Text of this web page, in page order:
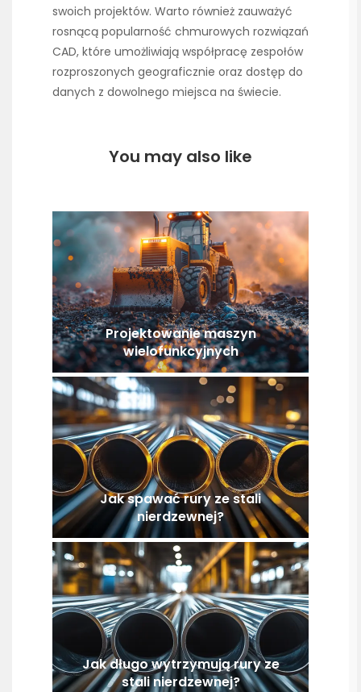
swoich projektów. Warto również zauważyć
rosnącą popularność chmurowych rozwiązań
CAD, które umożliwiają współpracę zespołów
rozproszonych geograficznie oraz dostęp do
danych z dowolnego miejsca na świecie.
You may also like
Projektowanie maszyn
wielofunkcyjnych
Jak spawać rury ze stali
nierdzewnej?
Jak długo wytrzymują rury ze
stali nierdzewnej?